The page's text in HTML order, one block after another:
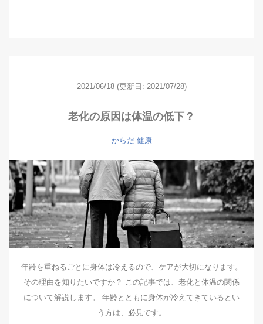
2021/06/18 (更新日: 2021/07/28)
老化の原因は体温の低下？
からだ 健康
年齢を重ねるごとに身体は冷えるので、ケアが大切になります。
その理由を知りたいですか？ この記事では、老化と体温の関係
について解説します。 年齢とともに身体が冷えてきているとい
う方は、必見です。